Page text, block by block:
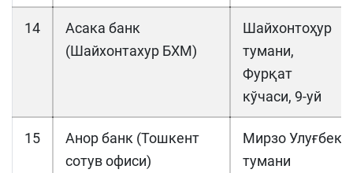
14
Асака банк
(Шайхонтахур БХМ)
Шайхонтоҳур
тумани,
Фурқат
кўчаси, 9-уй
15
Анор банк (Тошкент
сотув офиси)
Мирзо Улуғбек
тумани